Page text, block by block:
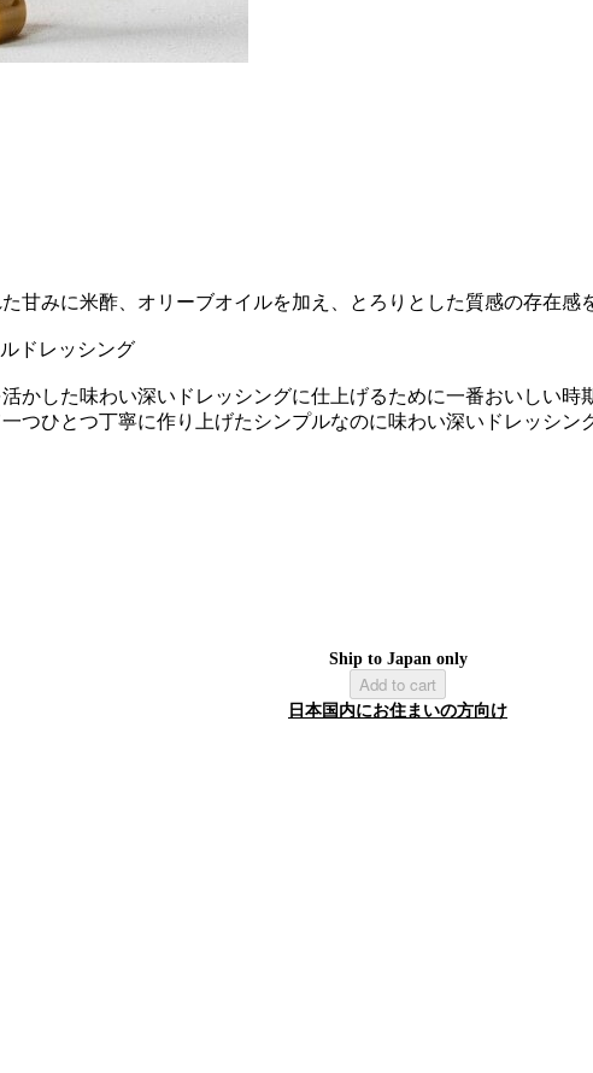
甘みに米酢、オリーブオイルを加え、とろりとした質感の存在感
ドレッシング
かした味わい深いドレッシングに仕上げるために一番おいしい
つひとつ丁寧に作り上げたシンプルなのに味わい深いドレッシン
Ship to Japan only
Add to cart
日本国内にお住まいの方向け